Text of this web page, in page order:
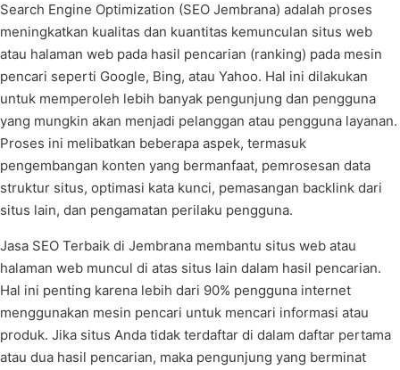
Search Engine Optimization (SEO Jembrana) adalah proses
meningkatkan kualitas dan kuantitas kemunculan situs web
atau halaman web pada hasil pencarian (ranking) pada mesin
pencari seperti Google, Bing, atau Yahoo. Hal ini dilakukan
untuk memperoleh lebih banyak pengunjung dan pengguna
yang mungkin akan menjadi pelanggan atau pengguna layanan.
Proses ini melibatkan beberapa aspek, termasuk
pengembangan konten yang bermanfaat, pemrosesan data
struktur situs, optimasi kata kunci, pemasangan backlink dari
situs lain, dan pengamatan perilaku pengguna.
Jasa SEO Terbaik di Jembrana membantu situs web atau
halaman web muncul di atas situs lain dalam hasil pencarian.
Hal ini penting karena lebih dari 90% pengguna internet
menggunakan mesin pencari untuk mencari informasi atau
produk. Jika situs Anda tidak terdaftar di dalam daftar pertama
atau dua hasil pencarian, maka pengunjung yang berminat